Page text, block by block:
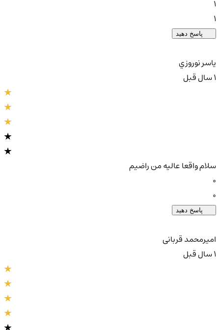
پاسخ دهید
ياسر نوروزي
سلام واقعا عالیه من راضیم
پاسخ دهید
امیرمحمد قربانی